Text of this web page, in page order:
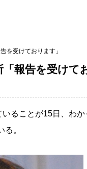
を受けております」
報告を受けて
いることが15日、わ
。